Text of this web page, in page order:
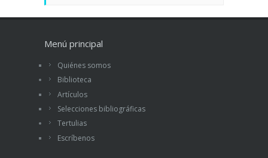
Menú principal
Quiénes somos
Biblioteca
Artículos
Selecciones bibliográficas
Tertulias
Escríbenos